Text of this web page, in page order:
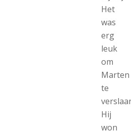
Het
was
erg
leuk
om
Marten
te
Hij
won